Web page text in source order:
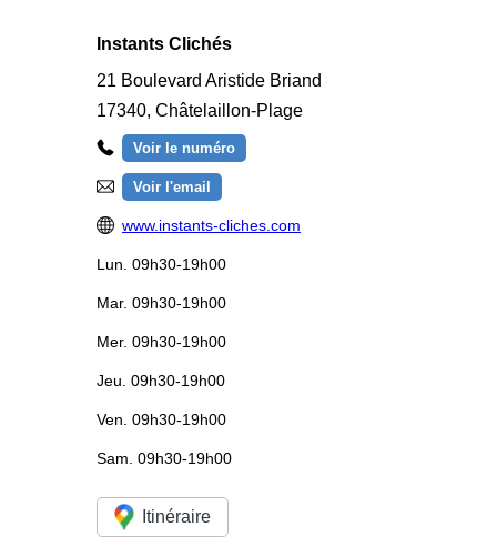
Instants Clichés
21 Boulevard Aristide Briand
17340, Châtelaillon-Plage
Voir le numéro
Voir l'email
www.instants-cliches.com
Lun. 09h30-19h00
Mar. 09h30-19h00
Mer. 09h30-19h00
Jeu. 09h30-19h00
Ven. 09h30-19h00
Sam. 09h30-19h00
Itinéraire